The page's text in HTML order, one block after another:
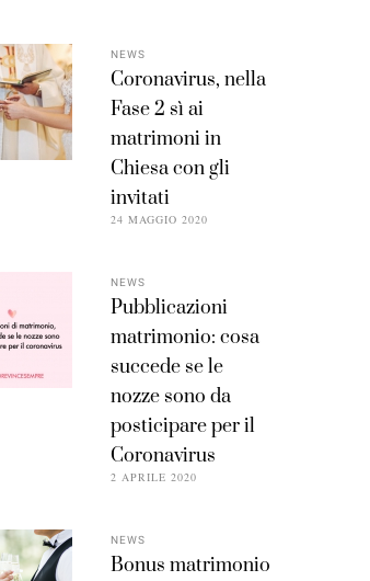
NEWS
Coronavirus, nella
Fase 2 sì ai
matrimoni in
Chiesa con gli
invitati
24 MAGGIO 2020
NEWS
Pubblicazioni
matrimonio: cosa
succede se le
nozze sono da
posticipare per il
Coronavirus
2 APRILE 2020
NEWS
Bonus matrimonio